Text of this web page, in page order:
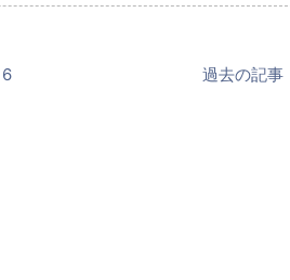
6 過去の記事